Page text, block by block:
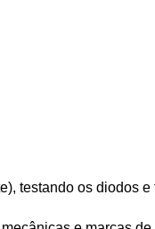
testando os diodos e